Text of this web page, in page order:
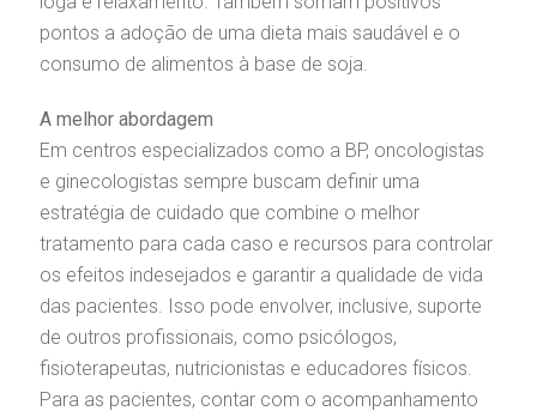
pontos a adoção de uma dieta mais saudável e o
consumo de alimentos à base de soja.
A melhor abordagem
Em centros especializados como a BP, oncologistas
e ginecologistas sempre buscam definir uma
estratégia de cuidado que combine o melhor
tratamento para cada caso e recursos para controlar
os efeitos indesejados e garantir a qualidade de vida
das pacientes. Isso pode envolver, inclusive, suporte
de outros profissionais, como psicólogos,
fisioterapeutas, nutricionistas e educadores físicos.
Para as pacientes, contar com o acompanhamento